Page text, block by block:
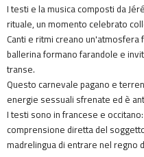
I testi e la musica composti da
rituale, un momento celebrato
Canti e ritmi creano
ballerina formano farandole e
transe.
Questo carnevale pagano e
energie sessuali sfrenate ed è
I testi sono in francese e
comprensione diretta del
madrelingua di entrare nel regno